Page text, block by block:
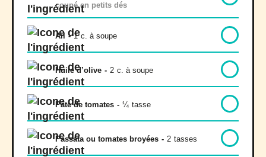
coupé en petits dés
Ail - 1 c. à soupe
Huile d’olive - 2 c. à soupe
Pâte de tomates - ¼ tasse
Passata ou tomates broyées - 2 tasses